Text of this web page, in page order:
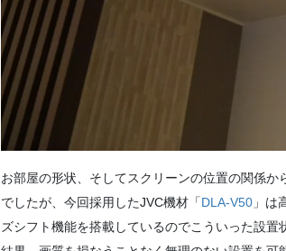
お部屋の形状、そしてスクリーンの位置の関係
でしたが、今回採用したJVC機材「DLA-V50」は
ズシフト機能を搭載しているのでこういった設置